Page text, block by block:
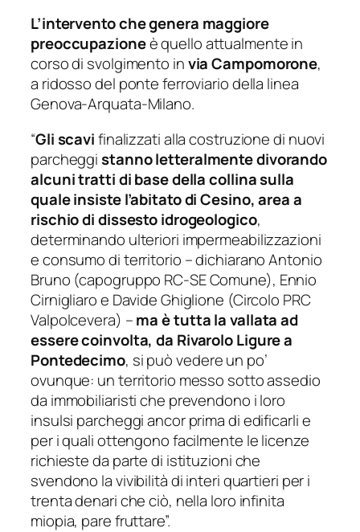
L’intervento che genera maggiore
preoccupazioneè quello attualmente in
corso di svolgimento invia Campomorone,
a ridosso del ponte ferroviario della linea
Genova-Arquata-Milano.
“Gli scavifinalizzati alla costruzione di nuovi
parcheggistanno letteralmente divorando
alcuni tratti di base della collina sulla
quale insiste l’abitato di Cesino, area a
rischio di dissesto idrogeologico,
determinando ulteriori impermeabilizzazioni
e consumo di territorio – dichiarano Antonio
Bruno (capogruppo RC-SE Comune), Ennio
Cirnigliaro e Davide Ghiglione (Circolo PRC
Valpolcevera) –ma è tutta la vallata ad
essere coinvolta, da Rivarolo Ligure a
Pontedecimo, si può vedere un po’
ovunque: un territorio messo sotto assedio
da immobiliaristi che prevendono i loro
insulsi parcheggi ancor prima di edificarli e
per i quali ottengono facilmente le licenze
richieste da parte di istituzioni che
svendono la vivibilità di interi quartieri per i
trenta denari che ciò, nella loro infinita
miopia, pare fruttare”.